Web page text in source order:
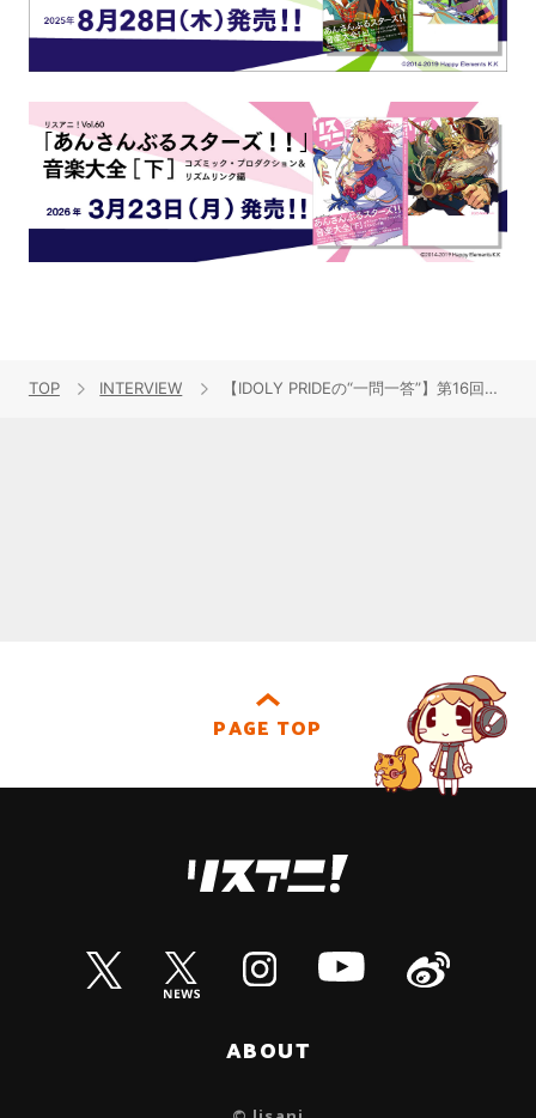
TOP INTERVIEW 【IDOLY PRIDEの“一問一答”】第16回目：小美山愛（CV：寿美菜子）「LizNoirのイメージを崩さずにお客さんが求めることを表現する」
PAGE TOP
ABOUT